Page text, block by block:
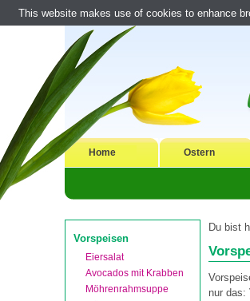
Home Ostern
Vorspeisen
Eiersalat
Avocados mit Krabben
Möhrenrahmsuppe
Du bist
nur das:
This website makes use of cookies to enhance